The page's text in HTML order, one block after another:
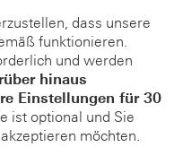
dass unsere
funktionieren.
und werden
hinaus
Einstellungen für 30
ist optional und Sie
möchten.